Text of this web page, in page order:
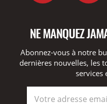
NE MANQUEZ
Abonnez-vous à notre
dernières nouvelles, les
services